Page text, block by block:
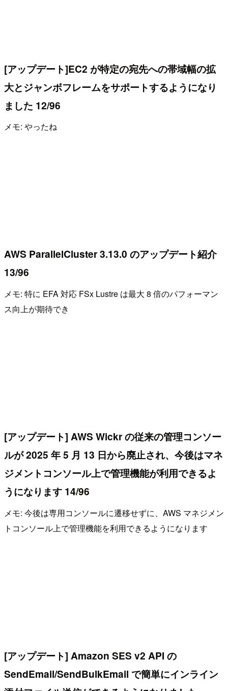
[アップデート]EC2 が特定の宛先への帯域幅の拡
大とジャンボフレームをサポートするようになり
ました 12/96
メモ: やったね
AWS ParallelCluster 3.13.0 のアップデート紹介
13/96
メモ: 特に EFA 対応 FSx Lustre は最大 8 倍のパフォーマン
ス向上が期待でき
[アップデート] AWS Wickr の従来の管理コンソー
ルが 2025 年 5 月 13 日から廃止され、今後はマネ
ジメントコンソール上で管理機能が利用できるよ
うになります 14/96
メモ: 今後は専用コンソールに遷移せずに、AWS マネジメン
トコンソール上で管理機能を利用できるようになります
[アップデート] Amazon SES v2 API の
SendEmail/SendBulkEmail で簡単にインライン